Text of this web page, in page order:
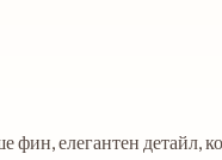
фин, елегантен детайл,